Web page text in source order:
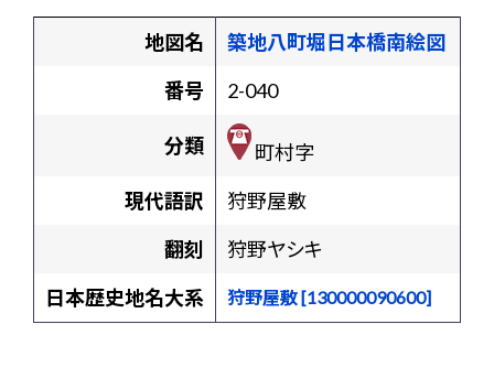
地図名
築地八町堀日本橋南絵図
番号
2-040
分類
町村字
現代語訳
狩野屋敷
翻刻
狩野ヤシキ
日本歴史地名大系
狩野屋敷 [130000090600]